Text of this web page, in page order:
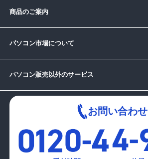
商品のご案内
パソコン市場について
パソコン販売以外のサービス
お問い合わせ